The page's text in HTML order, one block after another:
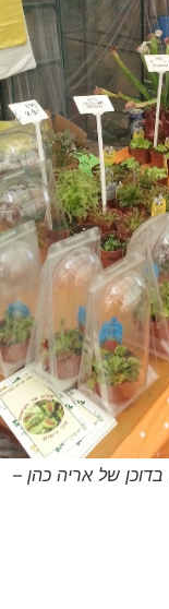
של אריה כהן –